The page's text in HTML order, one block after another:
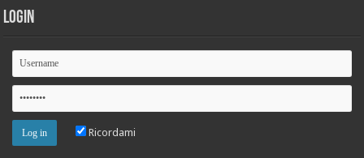
Login
Ricordami